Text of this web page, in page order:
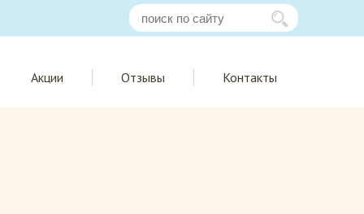
Акции Отзывы Контакты